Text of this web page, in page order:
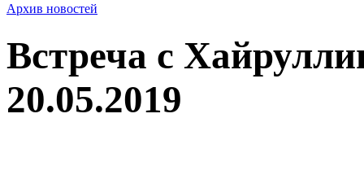
Архив новостей
Встреча с
20.05.2019